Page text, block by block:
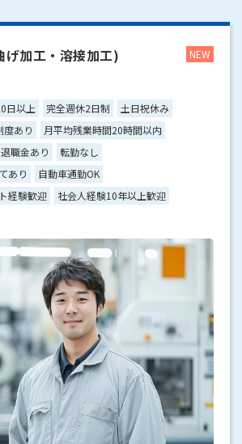
げ加工・溶接加工)
日以上 完全週休2日制
土日祝休み
度あり
月平均残業時間20時間以内
退職金あり
転勤なし
あり
自動車通勤OK
経験歓迎
社会人経験10年以上歓迎